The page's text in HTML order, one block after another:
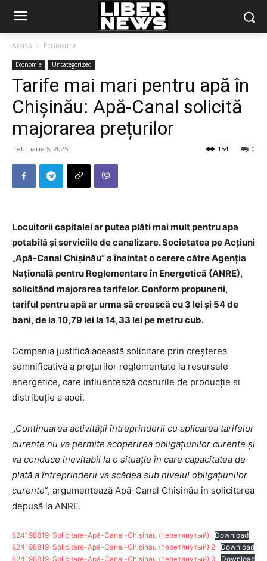
Acasă Economie
Economie Uncategorized
Tarife mai mari pentru apă în
Chișinău: Apă-Canal solicită
majorarea prețurilor
februarie 5, 2025 0
154
Locuitorii capitalei ar putea plăti mai mult pentru apa
potabilă și serviciile de canalizare. Societatea pe Acțiuni
„Apă-Canal Chișinău” a înaintat o cerere către Agenția
Națională pentru Reglementare în Energetică (ANRE),
solicitând majorarea tarifelor. Conform propunerii,
tariful pentru apă ar urma să crească cu 3 lei și 54 de
bani, de la 10,79 lei la 14,33 lei pe metru cub.
Compania justifică această solicitare prin creșterea
semnificativă a prețurilor reglementate la resursele
energetice, care influențează costurile de producție și
distribuție a apei.
„Continuarea activității întreprinderii cu aplicarea tarifelor
curente nu va permite acoperirea obligațiunilor curente și
va conduce inevitabil la o situație în care capacitatea de
plată a întreprinderii va scădea sub nivelul obligațiunilor
curente”, argumentează Apă-Canal Chișinău în solicitarea
depusă la ANRE.
824198819-Solicitare-Apă-Canal-Chișinău (перетянутый)
Download
824198819-Solicitare-Apă-Canal-Chișinău (перетянутый) 2
Download
824198819-Solicitare-Apă-Canal-Chișinău (перетянутый) 3
Download